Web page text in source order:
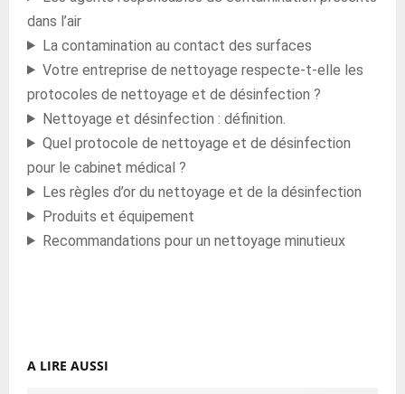
dans l’air
La contamination au contact des surfaces
Votre entreprise de nettoyage respecte-t-elle les
protocoles de nettoyage et de désinfection ?
Nettoyage et désinfection : définition.
Quel protocole de nettoyage et de désinfection
pour le cabinet médical ?
Les règles d’or du nettoyage et de la désinfection
Produits et équipement
Recommandations pour un nettoyage minutieux
A LIRE AUSSI